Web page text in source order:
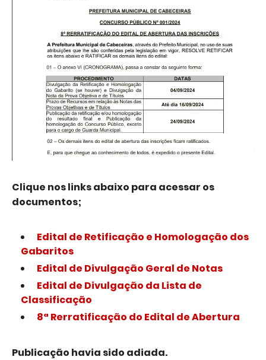
Clique nos links abaixo para acessar os
documentos;
Edital de Retificação e Homologação dos
Gabaritos
Edital de Divulgação Geral de Notas
Edital de Divulgação da Lista de
Classificação
8ª Rerratificação do Edital de Abertura
Publicação havia sido adiada.